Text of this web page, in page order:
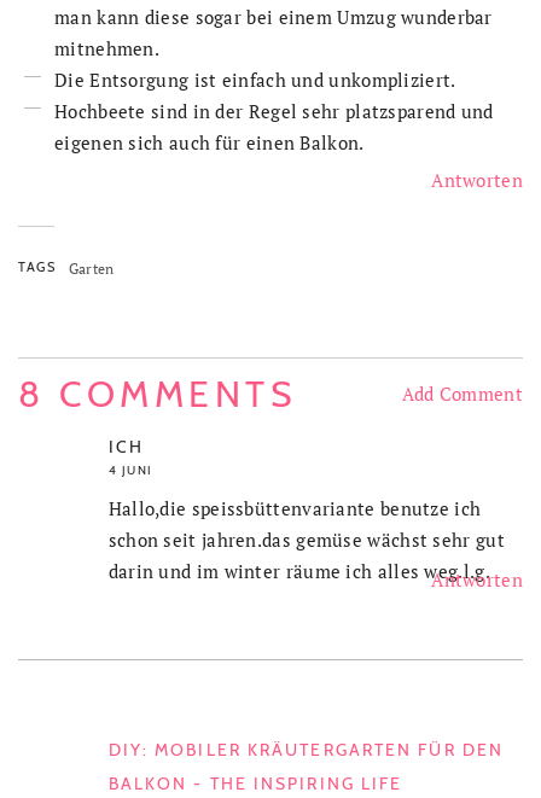
man kann diese sogar bei einem Umzug wunderbar
mitnehmen.
Die Entsorgung ist einfach und unkompliziert.
Hochbeete sind in der Regel sehr platzsparend und
eigenen sich auch für einen Balkon.
TAGS Garten
8 COMMENTS Add Comment
ICH
4 JUNI
Antworten
Hallo,die speissbüttenvariante benutze ich
schon seit jahren.das gemüse wächst sehr gut
darin und im winter räume ich alles weg.l.g.
DIY: MOBILER KRÄUTERGARTEN FÜR DEN
BALKON - THE INSPIRING LIFE
Antworten